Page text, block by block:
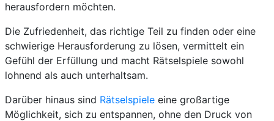
herausfordern möchten.
Die Zufriedenheit, das richtige Teil zu finden oder eine
schwierige Herausforderung zu lösen, vermittelt ein
Gefühl der Erfüllung und macht Rätselspiele sowohl
lohnend als auch unterhaltsam.
Darüber hinaus sind Rätselspiele eine großartige
Möglichkeit, sich zu entspannen, ohne den Druck von